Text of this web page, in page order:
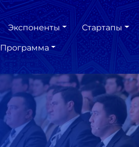
Экспоненты Стартапы
Программа